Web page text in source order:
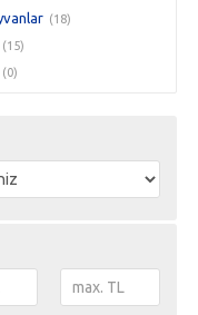
(18)
(15)
(0)